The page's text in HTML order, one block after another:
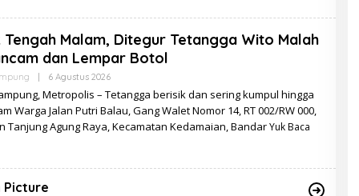
Tengah Malam, Ditegur Tetangga Wito Malah
dan Lempar Botol
| 6 Agustus 2026Oleh
Metropolis – Tetangga berisik dan sering kumpul hingga
Warga Jalan Putri Balau, Gang Walet Nomor 14, RT 002/RW 000,
Tanjung Agung Raya, Kecamatan Kedamaian, BandarYuk Baca
Picture
Gabungan Covid-19 Sterilkan
di Bundaran Hajimena Lampung
Picture |